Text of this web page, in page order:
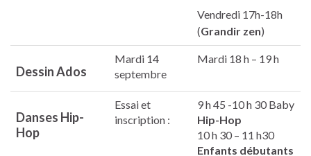
Vendredi 17h-18h
(Grandir zen)
Dessin Ados
Mardi 14
septembre
Mardi 18 h – 19 h
Danses Hip-
Hop
Essai et
inscription :
9 h 45 -10 h 30 Baby
Hip-Hop
10 h 30 – 11 h30
Enfants débutants